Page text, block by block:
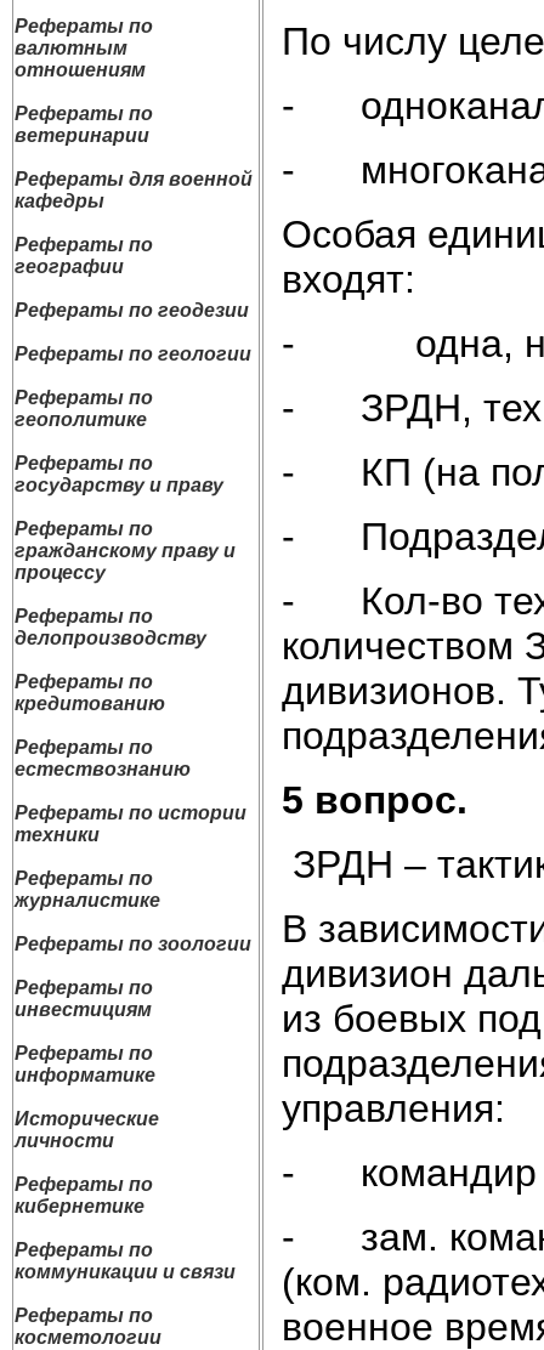
Рефераты по
валютным
отношениям
Рефераты по
ветеринарии
Рефераты для военной
кафедры
Рефераты по
географии
Рефераты по геодезии
Рефераты по геологии
Рефераты по
геополитике
Рефераты по
государству и праву
Рефераты по
гражданскому праву и
процессу
Рефераты по
делопроизводству
Рефераты по
кредитованию
Рефераты по
естествознанию
Рефераты по истории
техники
Рефераты по
журналистике
Рефераты по зоологии
Рефераты по
инвестициям
Рефераты по
информатике
Исторические
личности
Рефераты по
кибернетике
Рефераты по
коммуникации и связи
Рефераты по
косметологии
По числу
-
-
Особая
входят:
- одна,
- ЗРДН,
- КП (на
-
- Кол-во
количеством
дивизионов.
5 вопрос.
ЗРДН –
В
дивизион
из боевых
управления:
- командир
- зам.
(ком.
военное